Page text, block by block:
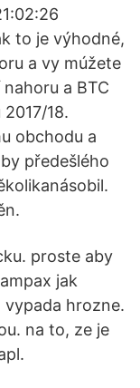
to je výhodné,
a vy múžete
a BTC
18.
obchodu a
předešlého
proste aby
jak
hrozne.
na to, ze je